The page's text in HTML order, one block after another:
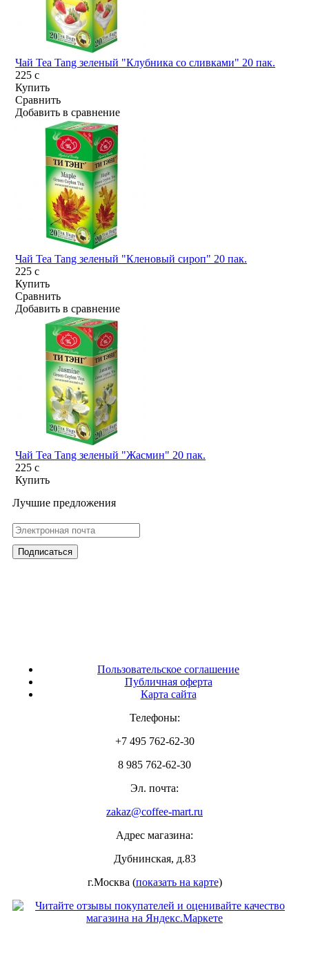
Чай Tea Tang зеленый "Клубника со сливками" 20 пак.
225c
Купить
Сравнить
Добавить в сравнение
Чай Tea Tang зеленый "Кленовый сироп" 20 пак.
225c
Купить
Сравнить
Добавить в сравнение
Чай Tea Tang зеленый "Жасмин" 20 пак.
225c
Купить
Лучшие предложения
Пользовательское соглашение
Публичная оферта
Карта сайта
Телефоны:
+7 495 762-62-30
8 985 762-62-30
Эл. почта:
zakaz@coffee-mart.ru
Адрес магазина:
Дубнинская, д.83
г.Москва (показать на карте)